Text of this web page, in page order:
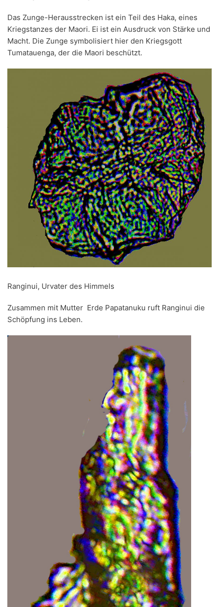
Das Zunge-Herausstrecken ist ein Teil des Haka, eines
Kriegstanzes der Maori. Ei ist ein Ausdruck von Stärke und
Macht. Die Zunge symbolisiert hier den Kriegsgott
Tumatauenga, der die Maori beschützt.
Ranginui, Urvater des Himmels
Zusammen mit Mutter Erde Papatanuku ruft Ranginui die
Schöpfung ins Leben.